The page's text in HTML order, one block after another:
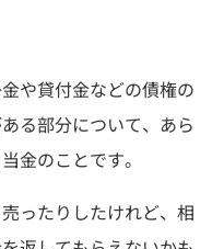
や貸付金などの債権の
る部分について、あら
金のことです。
ったりしたけれど、相